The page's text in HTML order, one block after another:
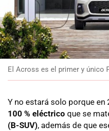
El Across es el primer y único
Y no estará solo porque
100 % eléctrico que se
(B-SUV), además de que